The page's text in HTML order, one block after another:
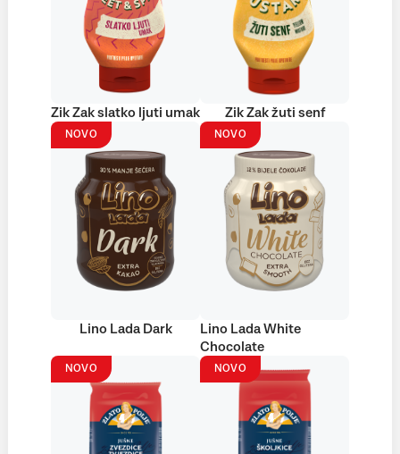
Zik Zak slatko ljuti umak Zik Zak žuti senf
NOVO
Lino Lada Dark
NOVO
Lino Lada White
Chocolate
NOVO NOVO